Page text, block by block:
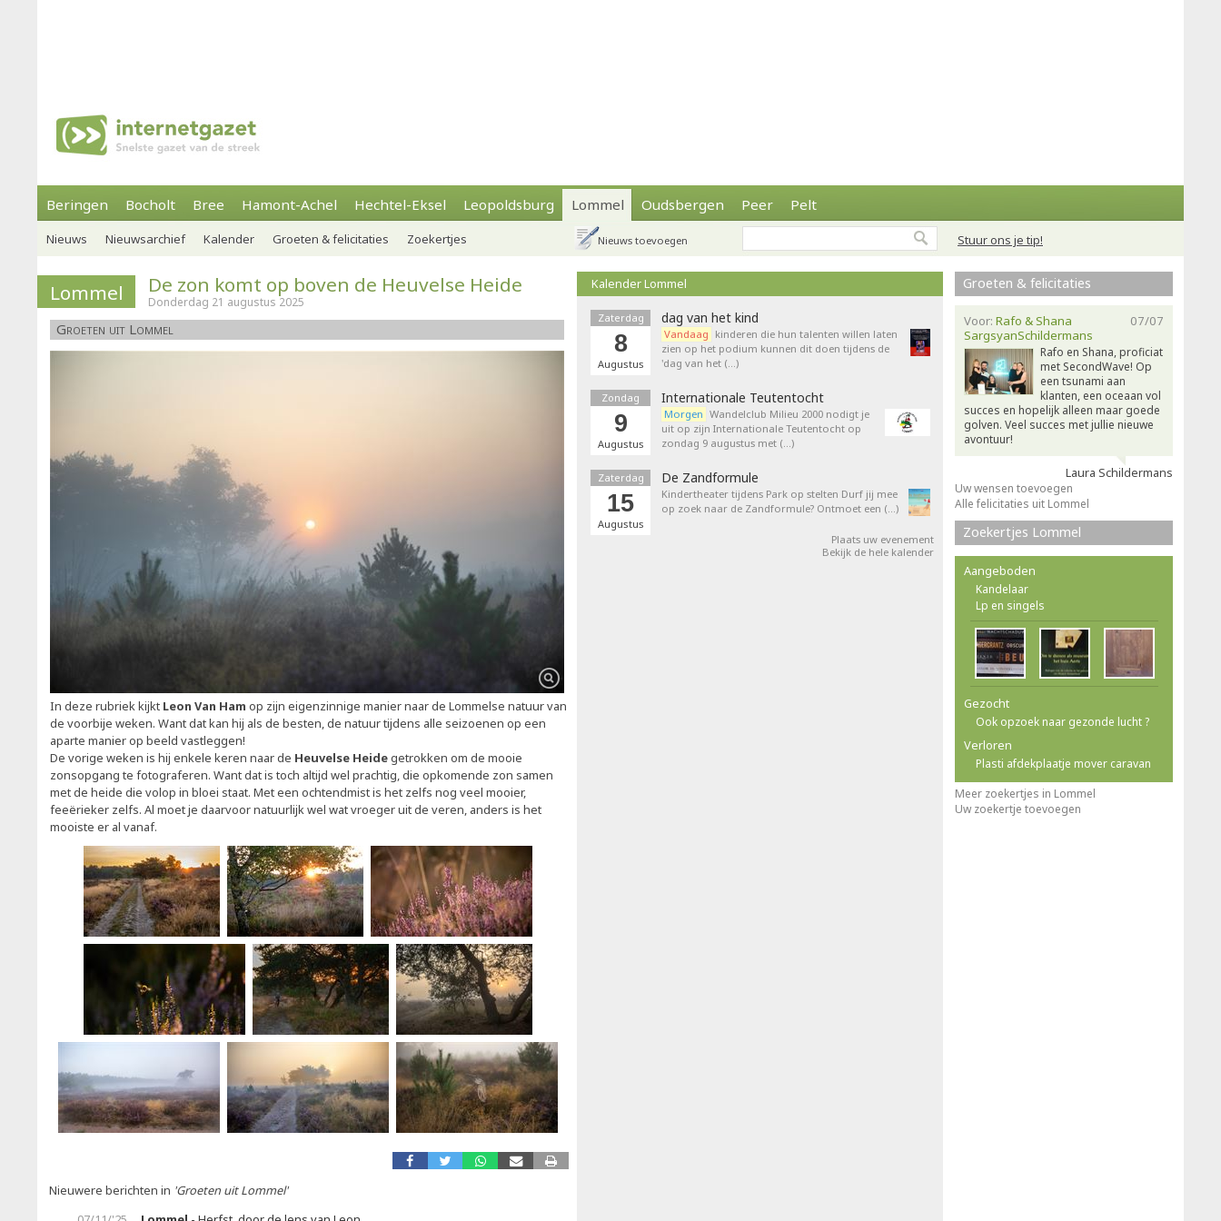
Beringen Bocholt Bree Hamont-Achel Hechtel-Eksel Leopoldsburg Lommel Oudsbergen Peer Pelt
Stuur ons je tip!
Nieuws Nieuwsarchief Kalender Groeten & felicitaties Zoekertjes Nieuws toevoegen
Lommel De zon komt op boven de Heuvelse Heide
Donderdag 21 augustus 2025
Groeten uit Lommel
In deze rubriek kijkt Leon Van Ham op zijn eigenzinnige manier naar de Lommelse natuur van
de voorbije weken. Want dat kan hij als de besten, de natuur tijdens alle seizoenen op een
aparte manier op beeld vastleggen!
De vorige weken is hij enkele keren naar de Heuvelse Heidegetrokken om de mooie
zonsopgang te fotograferen. Want dat is toch altijd wel prachtig, die opkomende zon samen
met de heide die volop in bloei staat. Met een ochtendmist is het zelfs nog veel mooier,
feeërieker zelfs. Al moet je daarvoor natuurlijk wel wat vroeger uit de veren, anders is het
mooiste er al vanaf.
Nieuwere berichten in 'Groeten uit Lommel'
Kalender Lommel
Zaterdag
8
Augustus
dag van het kind
Vandaag kinderen die hun talenten willen laten
zien op het podium kunnen dit doen tijdens de
'dag van het (…)
Zondag
9
Augustus
Internationale Teutentocht
Morgen Wandelclub Milieu 2000 nodigt je
uit op zijn Internationale Teutentocht op
zondag 9 augustus met (…)
Zaterdag
15
Augustus
De Zandformule
Kindertheater tijdens Park op stelten Durf jij mee
op zoek naar de Zandformule? Ontmoet een (…)
Plaats uw evenement
Bekijk de hele kalender
Groeten & felicitaties
07/07
Voor: Rafo & Shana
SargsyanSchildermans
Rafo en Shana, proficiat
met SecondWave! Op
een tsunami aan
klanten, een oceaan vol
succes en hopelijk alleen maar goede
golven. Veel succes met jullie nieuwe
avontuur!
Laura Schildermans
Uw wensen toevoegen
Alle felicitaties uit Lommel
Zoekertjes Lommel
Aangeboden
Kandelaar
Lp en singels
Gezocht
Ook opzoek naar gezonde lucht ?
Verloren
Plasti afdekplaatje mover caravan
Meer zoekertjes in Lommel
Uw zoekertje toevoegen